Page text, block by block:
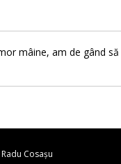
mâine, am de gând
Cosaşu